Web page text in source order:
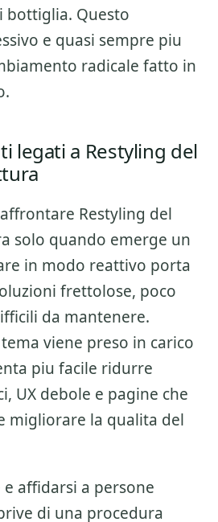
bottiglia. Questo
e quasi sempre piu
radicale fatto in
legati a Restyling del
Restyling del
solo quando emerge un
in modo reattivo porta
frettolose, poco
da mantenere.
viene preso in carico
piu facile ridurre
UX debole e pagine che
migliorare la qualita del
affidarsi a persone
di una procedura